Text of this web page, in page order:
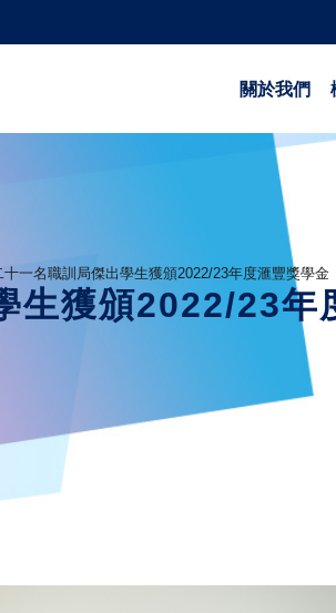
關於我們
十一名職訓局傑出學生獲頒2022/23年度滙豐獎學金
生獲頒2022/23年